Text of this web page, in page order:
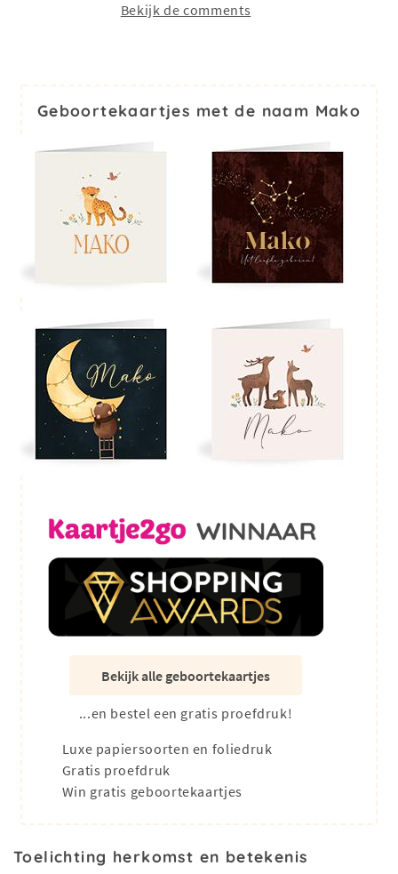
Bekijk de comments
Geboortekaartjes met de naam Mako
Bekijk alle geboortekaartjes
...en bestel een gratis proefdruk!
Luxe papiersoorten en foliedruk
Gratis proefdruk
Win gratis geboortekaartjes
Toelichting herkomst en betekenis